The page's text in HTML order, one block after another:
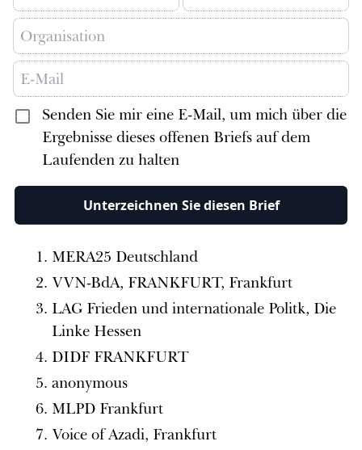
Senden Sie mir eine E-Mail, um mich über die
Ergebnisse dieses offenen Briefs auf dem
Laufenden zu halten
Unterzeichnen Sie diesen Brief
MERA25 Deutschland
VVN-BdA, FRANKFURT, Frankfurt
LAG Frieden und internationale Politk, Die
Linke Hessen
DIDF FRANKFURT
anonymous
MLPD Frankfurt
Voice of Azadi, Frankfurt